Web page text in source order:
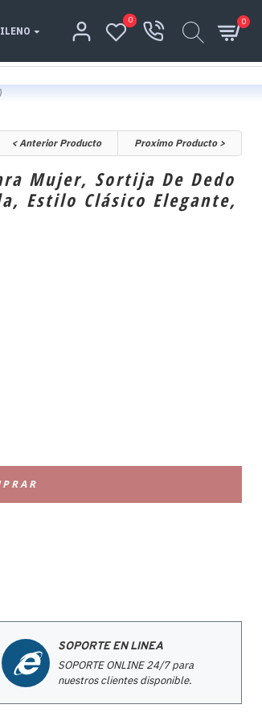
0 0
< Anterior Producto Proximo Producto >
Mujer, Sortija De Dedo
Estilo Clásico Elegante,
SOPORTE EN LINEA
SOPORTE ONLINE 24/7 para
nuestros clientes disponible.